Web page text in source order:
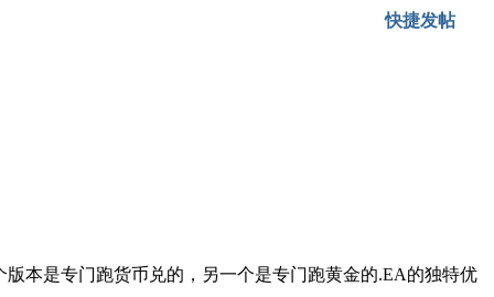
快捷发帖
本是专门跑货币兑的，另一个是专门跑黄金的.EA的独特优